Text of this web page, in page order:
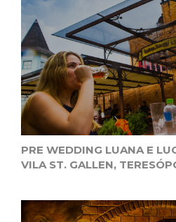
PRE WEDDING LUANA E
VILA ST. GALLEN,